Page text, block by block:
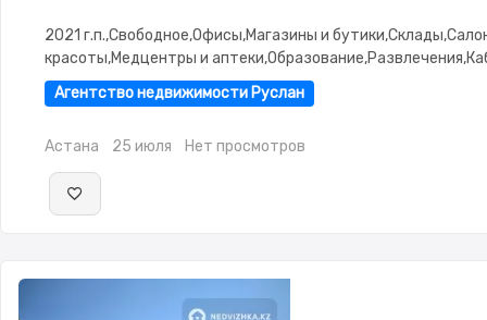
2021 г.п.,Свободное,Офисы,Магазины и
красоты,Медцентры и
рабочие места,Студии,потолки: 3.0
Агентство недвижимости Руслан
Астана 25 июля Нет просмотров